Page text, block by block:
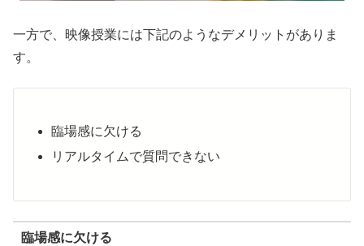
一方で、映像授業には下記のようなデメリットがありま
す。
臨場感に欠ける
リアルタイムで質問できない
臨場感に欠ける